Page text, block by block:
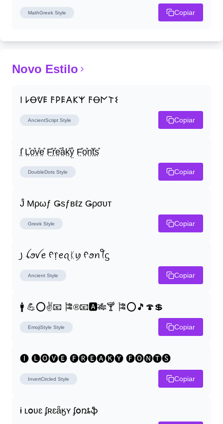
MathGreek Style Copiar
Novo Estilo
𐌉 𐌋Ꝋᕓ𐌄 𐌅𐌓𐌄𐌀𐌊𐌙 𐌅Ꝋ𐌍𐌕𐌔
AncientScript Style Copiar
I̤̊ L̤̊o̤̊v̤̊e̤̊ F̤̊r̤̊e̤̊å̤k̤̊ẙ̤ F̤̊o̤̊n̤̊t̤̊s̤̊
DoubleDots Style Copiar
Ĵ Μρωƒ Ǥѕƒвℓz Ǥρσυт
Greek Style Copiar
꠸ ꪶꪮꪜꫀ ᠻ᥅ꫀꪖᛕꪗ ᠻꪮꪀꪻᦓ
Ancient Style Copiar
🚹 💪⭕✌📧 🎏®📧🅰🎋🍸 🎏⭕🎵🍄💲
EmojiStyle Style Copiar
🅘 🅛🅞🅥🅔 🅕🅡🅔🅐🅚🅨 🅕🅞🅝🅣🅢
InvertCircled Style Copiar
ɨ ʟօʋɛ ʄʀɛǟӄʏ ʄօռȶֆ